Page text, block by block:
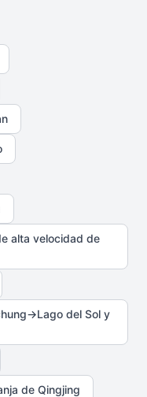
alta velocidad de
del Sol y
de Qingjing